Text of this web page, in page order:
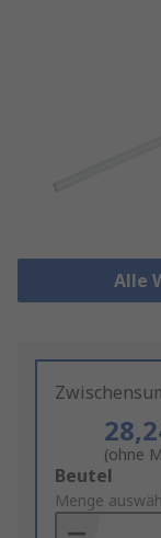
Alle
(ohne
Add
to
Basket
Beutel
Menge